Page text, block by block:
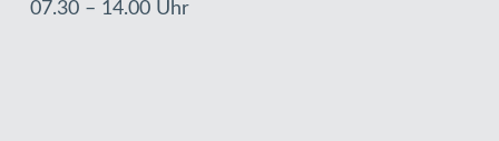
07.30 – 14.00 Uhr